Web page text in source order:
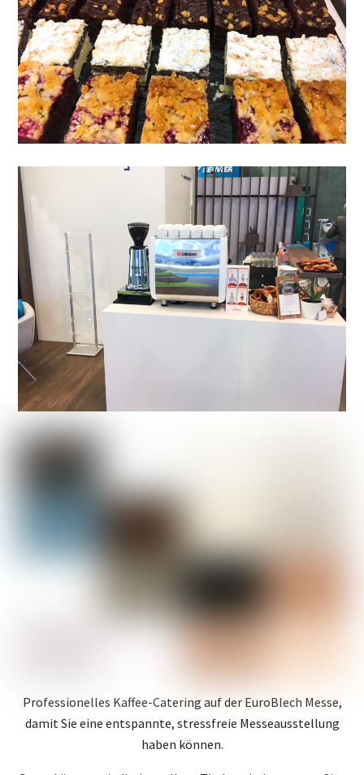
Professionelles Kaffee-Catering auf der EuroBlech Messe,
damit Sie eine entspannte, stressfreie Messeausstellung
haben können.